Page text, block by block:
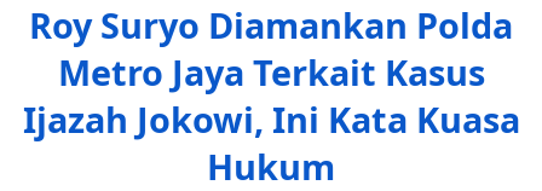
Roy Suryo Diamankan Polda
Metro Jaya Terkait Kasus
Ijazah Jokowi, Ini Kata Kuasa
Hukum